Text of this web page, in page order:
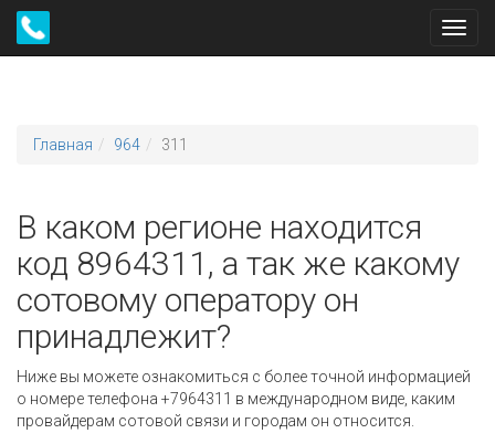
Главная 964 311
В каком регионе находится
код 8964311, а так же какому
сотовому оператору он
принадлежит?
Ниже вы можете ознакомиться с более точной информацией
о номере телефона +7964311 в международном виде, каким
провайдерам сотовой связи и городам он относится.